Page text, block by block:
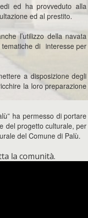
ed ha provveduto alla
ed al prestito.
l’utilizzo della navata
tematiche di interesse per
a disposizione degli
la loro preparazione
ha permesso di portare
del progetto culturale, per
del Comune di Palù.
la comunità.